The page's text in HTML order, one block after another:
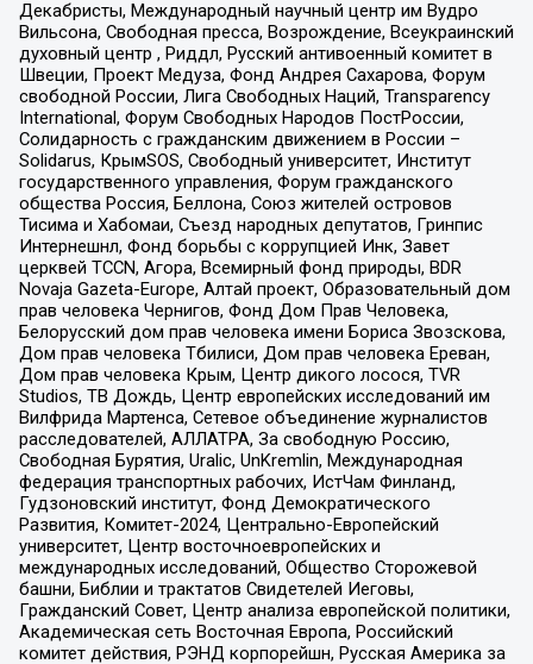
Декабристы, Международный научный центр им Вудро
Вильсона, Свободная пресса, Возрождение, Всеукраинский
духовный центр , Риддл, Русский антивоенный комитет в
Швеции, Проект Медуза, Фонд Андрея Сахарова, Форум
свободной России, Лига Свободных Наций, Transparеncy
International, Форум Свободных Народов ПостРоссии,
Солидарность с гражданским движением в России –
Solidarus, КрымSOS, Свободный университет, Институт
государственного управления, Форум гражданского
общества Россия, Беллона, Союз жителей островов
Тисима и Хабомаи, Съезд народных депутатов, Гринпис
Интернешнл, Фонд борьбы с коррупцией Инк, Завет
церквей TCCN, Агора, Всемирный фонд природы, BDR
Novaja Gazeta-Europe, Алтай проект, Образовательный дом
прав человека Чернигов, Фонд Дом Прав Человека,
Белорусский дом прав человека имени Бориса Звозскова,
Дом прав человека Тбилиси, Дом прав человека Ереван,
Дом прав человека Крым, Центр дикого лосося, TVR
Studios, ТВ Дождь, Центр европейских исследований им
Вилфрида Мартенса, Сетевое объединение журналистов
расследователей, АЛЛАТРА, За свободную Россию,
Свободная Бурятия, Uralic, UnKremlin, Международная
федерация транспортных рабочих, ИстЧам Финланд,
Гудзоновский институт, Фонд Демократического
Развития, Комитет-2024, Центрально-Европейский
университет, Центр восточноевропейских и
международных исследований, Общество Сторожевой
башни, Библии и трактатов Свидетелей Иеговы,
Гражданский Совет, Центр анализа европейской политики,
Академическая сеть Восточная Европа, Российский
комитет действия, РЭНД корпорейшн, Русская Америка за